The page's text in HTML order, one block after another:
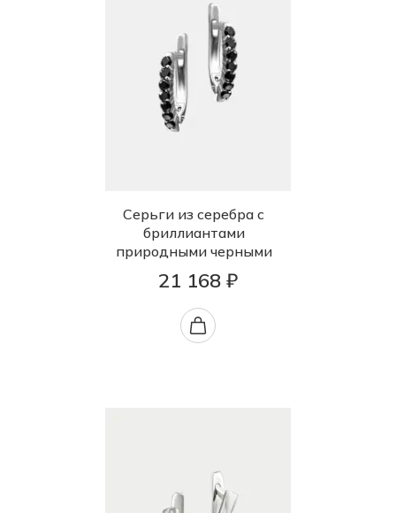
Серьги из серебра с
бриллиантами
природными черными
21 168 ₽